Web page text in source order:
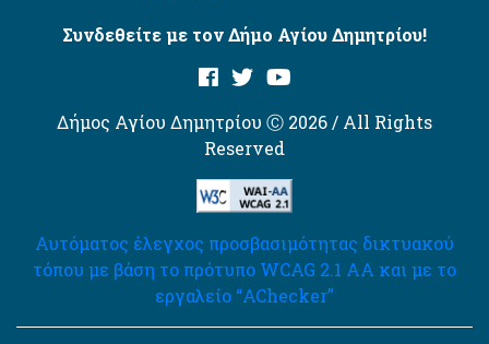
Συνδεθείτε με τον Δήμο Αγίου Δημητρίου!
Δήμος Αγίου Δημητρίου Ⓒ 2026 / All Rights
Reserved
Αυτόματος έλεγχος προσβασιμότητας δικτυακού
τόπου με βάση το πρότυπο WCAG 2.1 AA και με το
εργαλείο “AChecker”